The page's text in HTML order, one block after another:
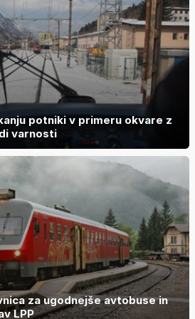
potniki v primeru okvare z
varnosti
za ugodnejše avtobuse in
LPP